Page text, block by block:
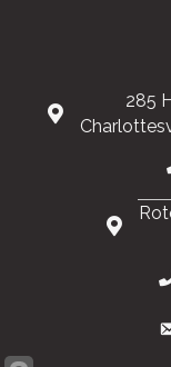
285